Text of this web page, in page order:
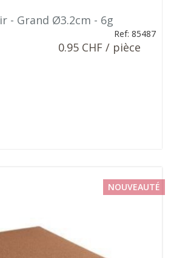
- Grand Ø3.2cm - 6g
Ref: 85487
0.95 CHF / pièce
NOUVEAUTÉ